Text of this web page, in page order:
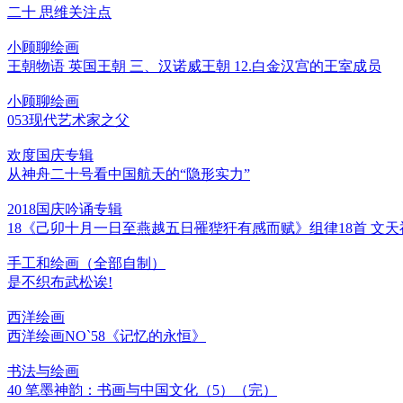
二十 思维关注点
小顾聊绘画
王朝物语 英国王朝 三、汉诺威王朝 12.白金汉宫的王室成员
小顾聊绘画
053现代艺术家之父
欢度国庆专辑
从神舟二十号看中国航天的“隐形实力”
2018国庆吟诵专辑
18《己卯十月一日至燕越五日罹狴犴有感而赋》组律18首 文
手工和绘画（全部自制）
是不织布武松诶!
西洋绘画
西洋绘画NO`58《记忆的永恒》
书法与绘画
40 笔墨神韵：书画与中国文化（5）（完）